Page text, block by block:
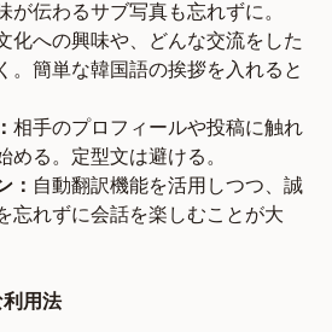
伝わるサブ写真も忘れずに。
化への興味や、どんな交流をした
。簡単な韓国語の挨拶を入れると
相手のプロフィールや投稿に触れ
る。定型文は避ける。
： 自動翻訳機能を活用しつつ、誠
忘れずに会話を楽しむことが大
用法